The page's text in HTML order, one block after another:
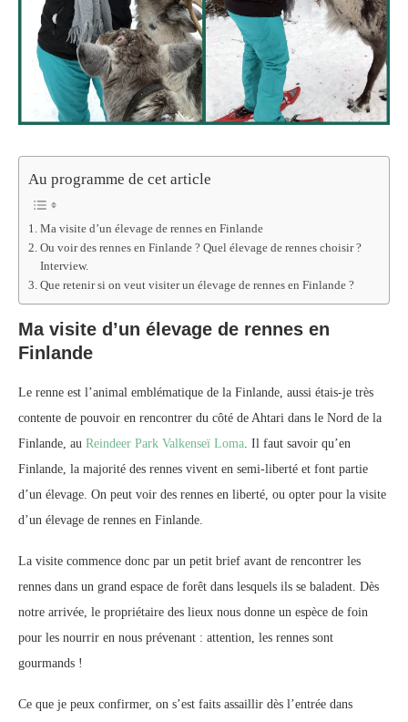
Au programme de cet article
Ma visite d’un élevage de rennes en Finlande
Ou voir des rennes en Finlande ? Quel élevage de rennes choisir ?
Interview.
Que retenir si on veut visiter un élevage de rennes en Finlande ?
Ma visite d’un élevage de rennes en
Finlande
Le renne est l’animal emblématique de la Finlande, aussi étais-je très
contente de pouvoir en rencontrer du côté de Ahtari dans le Nord de la
Finlande, au Reindeer Park Valkenseï Loma. Il faut savoir qu’en
Finlande, la majorité des rennes vivent en semi-liberté et font partie
d’un élevage. On peut voir des rennes en liberté, ou opter pour la visite
d’un élevage de rennes en Finlande.
La visite commence donc par un petit brief avant de rencontrer les
rennes dans un grand espace de forêt dans lesquels ils se baladent. Dès
notre arrivée, le propriétaire des lieux nous donne un espèce de foin
pour les nourrir en nous prévenant : attention, les rennes sont
gourmands !
Ce que je peux confirmer, on s’est faits assaillir dès l’entrée dans